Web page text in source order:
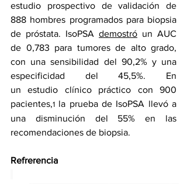
estudio prospectivo de validación de
888 hombres programados para biopsia
de próstata. IsoPSA demostró un AUC
de 0,783 para tumores de alto grado,
con una sensibilidad del 90,2% y una
especificidad del 45,5%. En
un estudio clínico práctico con 900
pacientes,1 la prueba de IsoPSA llevó a
una disminución del 55% en las
recomendaciones de biopsia.
Refrerencia